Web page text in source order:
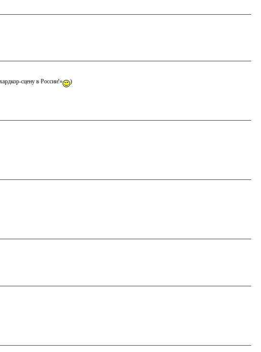
сцену в России!» )